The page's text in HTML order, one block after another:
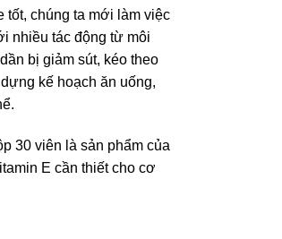
động từ môi trường bên
theo nhiều bệnh tật nguy
ngơi khoa học, bổ sung
viên là sản phẩm của
cần thiết cho cơ thể khỏe